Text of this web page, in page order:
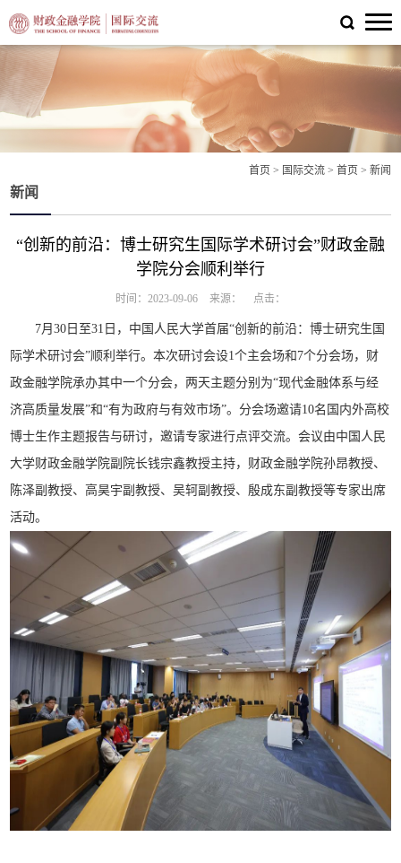
首页 > 国际交流> 首页 > 新闻
新闻
“创新的前沿：博士研究生国际学术研讨会”财政金融
学院分会顺利举行
时间：2023-09-06 来源： 点击：
7月30日至31日，中国人民大学首届“创新的前沿：博士研究生国
际学术研讨会”顺利举行。本次研讨会设1个主会场和7个分会场，财
政金融学院承办其中一个分会，两天主题分别为“现代金融体系与经
济高质量发展”和“有为政府与有效市场”。分会场邀请10名国内外高校
博士生作主题报告与研讨，邀请专家进行点评交流。会议由中国人民
大学财政金融学院副院长钱宗鑫教授主持，财政金融学院孙昂教授、
陈泽副教授、高昊宇副教授、吴轲副教授、殷成东副教授等专家出席
活动。